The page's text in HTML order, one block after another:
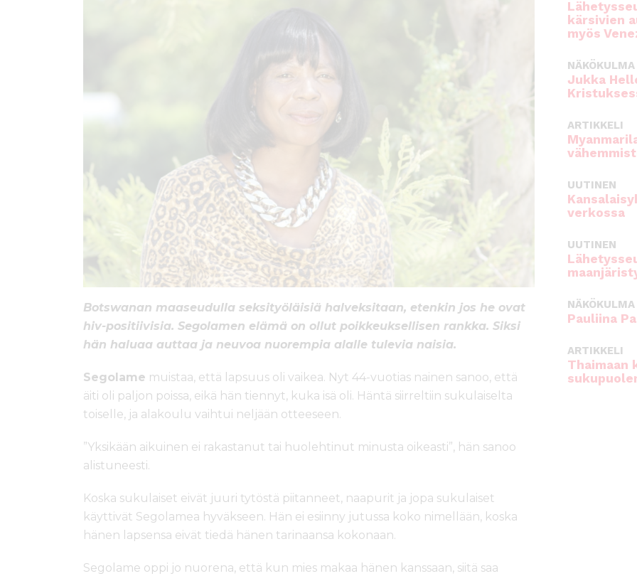
Botswanan maaseudulla seksityöläisiä halveksitaan, etenkin jos he ovat
hiv-positiivisia. Segolamen elämä on ollut poikkeuksellisen rankka. Siksi
hän haluaa auttaa ja neuvoa nuorempia alalle tulevia naisia.
Segolame muistaa, että lapsuus oli vaikea. Nyt 44-vuotias nainen sanoo, että
äiti oli paljon poissa, eikä hän tiennyt, kuka isä oli. Häntä siirreltiin sukulaiselta
toiselle, ja alakoulu vaihtui neljään otteeseen.
”Yksikään aikuinen ei rakastanut tai huolehtinut minusta oikeasti”, hän sanoo
alistuneesti.
Koska sukulaiset eivät juuri tytöstä piitanneet, naapurit ja jopa sukulaiset
käyttivät Segolamea hyväkseen. Hän ei esiinny jutussa koko nimellään, koska
hänen lapsensa eivät tiedä hänen tarinaansa kokonaan.
Segolame oppi jo nuorena, että kun mies makaa hänen kanssaan, siitä saa
kärsivien
myös
NÄKÖKULMA
Jukka
ARTIKKELI
UUTINEN
verkossa
UUTINEN
NÄKÖKULMA
Pauliina
ARTIKKELI
Thaimaan